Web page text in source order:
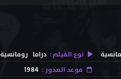
نوع الفيلم : دراما رومانسية
موعد الصدور : 1984